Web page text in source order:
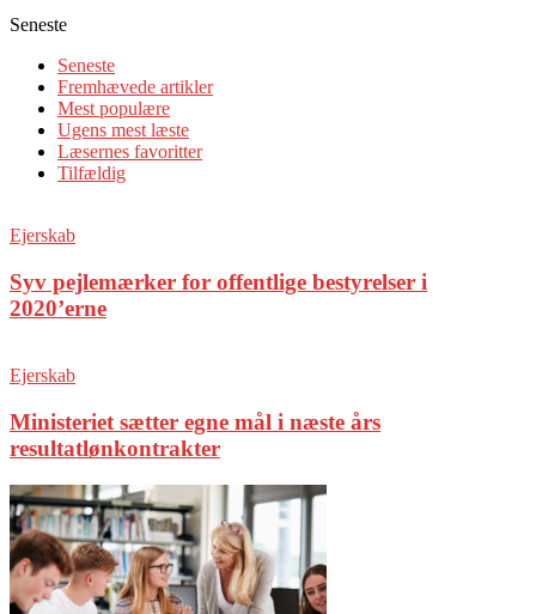
Seneste
Seneste
Fremhævede artikler
Mest populære
Ugens mest læste
Læsernes favoritter
Tilfældig
Ejerskab
Syv pejlemærker for offentlige bestyrelser i
2020’erne
Ejerskab
Ministeriet sætter egne mål i næste års
resultatlønkontrakter